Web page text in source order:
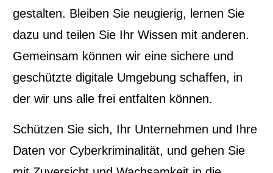
gestalten. Bleiben Sie neugierig, lernen Sie
dazu und teilen Sie Ihr Wissen mit anderen.
Gemeinsam können wir eine sichere und
geschützte digitale Umgebung schaffen, in
der wir uns alle frei entfalten können.
Schützen Sie sich, Ihr Unternehmen und Ihre
Daten vor Cyberkriminalität, und gehen Sie